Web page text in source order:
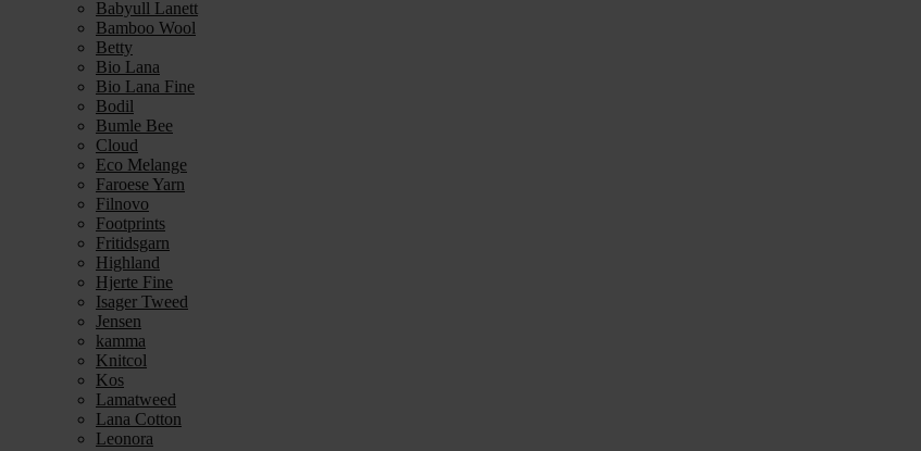
Babyull Lanett
Bamboo Wool
Betty
Bio Lana
Bio Lana Fine
Bodil
Bumle Bee
Cloud
Eco Melange
Faroese Yarn
Filnovo
Footprints
Fritidsgarn
Highland
Hjerte Fine
Isager Tweed
Jensen
kamma
Knitcol
Kos
Lamatweed
Lana Cotton
Leonora